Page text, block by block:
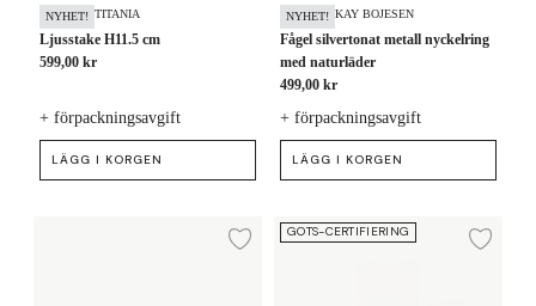
NYHET! TITANIA
Ljusstake H11.5 cm
599,00 kr
+ förpackningsavgift
LÄGG I KORGEN
NYHET! KAY BOJESEN
Fågel silvertonat metall nyckelring
med naturläder
499,00 kr
+ förpackningsavgift
LÄGG I KORGEN
Lägg till i önskelista
Påslakanset 140x200 cm
GOTS-CERTIFIERING